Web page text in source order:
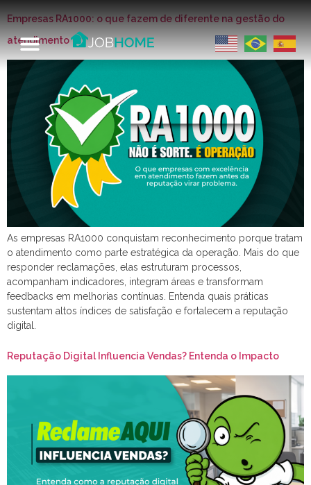
Empresas RA1000: o que fazem de diferente na gestão do
atendimento
As empresas RA1000 conquistam reconhecimento porque tratam
o atendimento como parte estratégica da operação. Mais do que
responder reclamações, elas estruturam processos,
acompanham indicadores, integram áreas e transformam
feedbacks em melhorias contínuas. Entenda quais práticas
sustentam altos índices de satisfação e fortalecem a reputação
digital.
Reputação Digital Influencia Vendas? Entenda o Impacto